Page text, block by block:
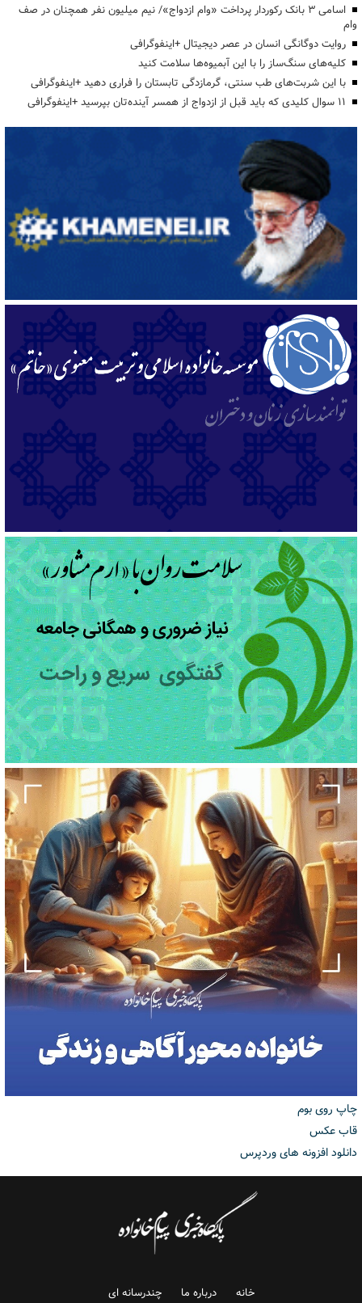
اسامی ۳ بانک رکوردار پرداخت «وام ازدواج»/ نیم میلیون نفر همچنان در صف
وام
روایت دوگانگی انسان در عصر دیجیتال +اینفوگرافی
کلیه‌های سنگ‌ساز را با این آبمیوه‌ها سلامت کنید
با این شربت‌های طب سنتی، گرمازدگی تابستان را فراری دهید +اینفوگرافی
۱۱ سوال کلیدی که باید قبل از ازدواج از همسر آینده‌تان بپرسید +اینفوگرافی
چاپ روی بوم
قاب عکس
دانلود افزونه های وردپرس
خانه درباره ما چندرسانه ای